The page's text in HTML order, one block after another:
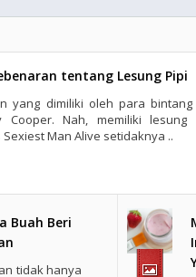
tentang Lesung Pipi
yang dimiliki oleh para bintang
Cooper. Nah, memiliki lesung
Man Alive setidaknya ..
Buah Beri
tidak hanya